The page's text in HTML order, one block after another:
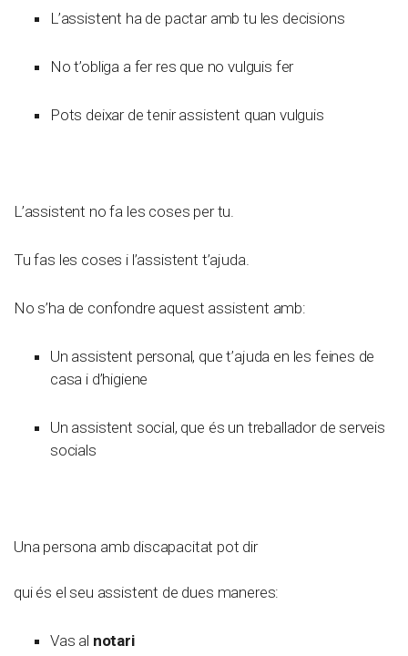
L’assistent ha de pactar amb tu les decisions
No t’obliga a fer res que no vulguis fer
Pots deixar de tenir assistent quan vulguis
L’assistent no fa les coses per tu.
Tu fas les coses i l’assistent t’ajuda.
No s’ha de confondre aquest assistent amb:
Un assistent personal, que t’ajuda en les feines de
casa i d’higiene
Un assistent social, que és un treballador de serveis
socials
Una persona amb discapacitat pot dir
qui és el seu assistent de dues maneres:
Vas al notari